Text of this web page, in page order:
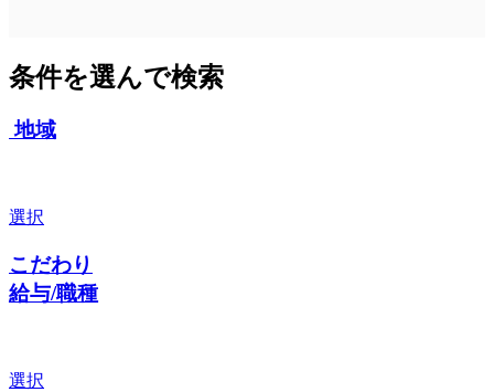
条件を選んで検索
地域
選択
こだわり
給与/職種
選択